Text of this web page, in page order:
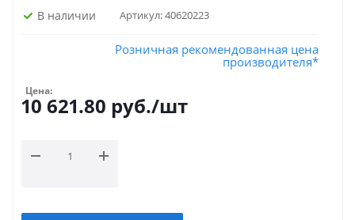
В наличии Артикул:40620223
Розничная рекомендованная цена
производителя*
Цена:
10 621.80 руб./шт